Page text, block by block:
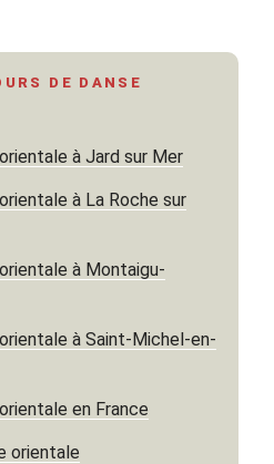
DE DANSE
à Jard sur Mer
à La Roche sur
à Montaigu-
à Saint-Michel-en-
en France
orientale